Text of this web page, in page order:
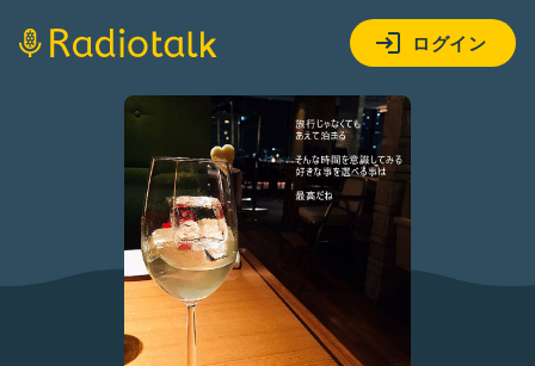
ログイン